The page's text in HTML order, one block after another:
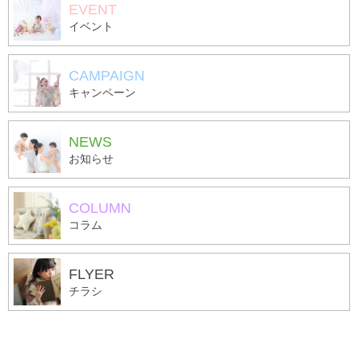
EVENT
イベント
CAMPAIGN
キャンペーン
NEWS
お知らせ
COLUMN
コラム
FLYER
チラシ